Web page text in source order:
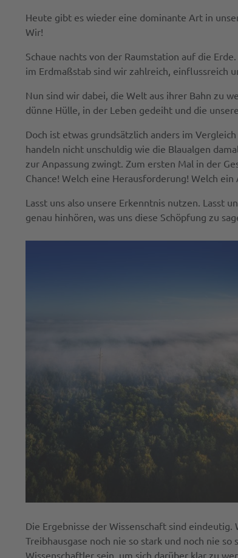
Heute gibt es wieder eine dominante Art in
Wir!
Schaue nachts von der Raumstation auf die
im Erdmaßstab sind wir zahlreich, einflussreich
Nun sind wir dabei, die Welt aus ihrer Bahn zu
dünne Hülle, in der Leben gedeiht und die
Doch ist etwas grundsätzlich anders im
handeln nicht unschuldig wie die Blaualgen
zur Anpassung zwingt. Zum ersten Mal in der
Chance! Welch eine Herausforderung! Welch ein
Lasst uns also unsere Erkenntnis nutzen. Lasst
genau hinhören, was uns diese Schöpfung zu
Die Ergebnisse der Wissenschaft sind
Treibhausgase noch nie so stark und noch nie
Wissenschaftler sein, um sich darüber klar zu